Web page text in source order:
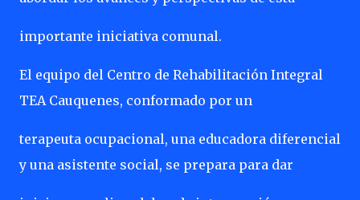
importante iniciativa comunal.
El equipo del Centro de Rehabilitación Integral
TEA Cauquenes, conformado por un
terapeuta ocupacional, una educadora diferencial
y una asistente social, se prepara para dar